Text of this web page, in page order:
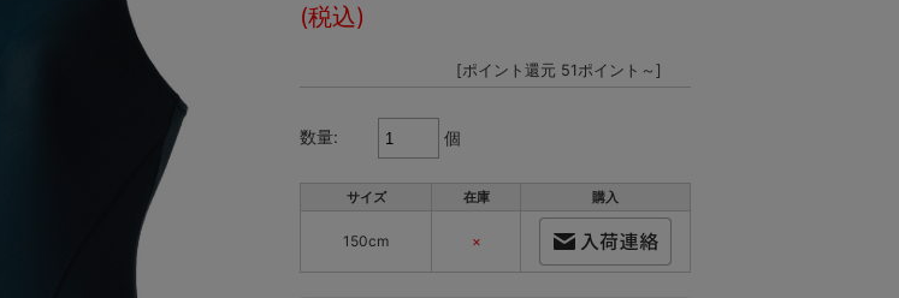
(税込)
[ポイント還元 51ポイント～]
数量: 個
サイズ 在庫 購入
150cm ×